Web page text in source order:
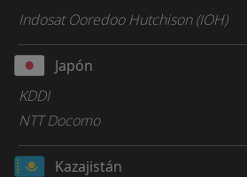
Indosat Ooredoo Hutchison (IOH)
Japón
KDDI
NTT Docomo
Kazajistán